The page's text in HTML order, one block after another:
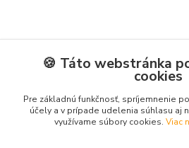
Tovar zaradený v kategóriách
Vodovodné batérie a sprchy
Sprchové batérie
🍪 Táto webstránka
cookies
Pre základnú funkčnosť, spríjemnenie
účely a v prípade udelenia súhlasu aj
využívame súbory cookies. Viac